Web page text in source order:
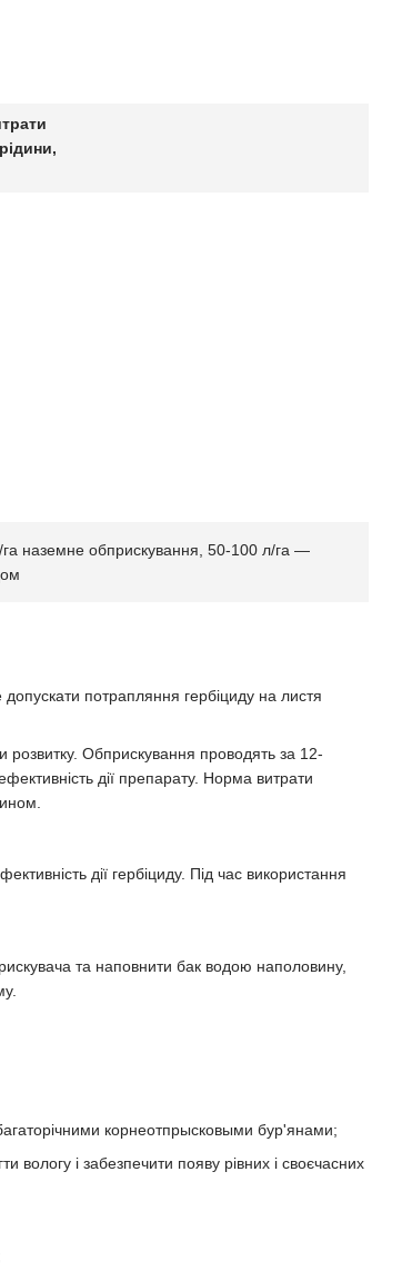
наземне обприскування, 50-100 л/га —
допускати потрапляння гербіциду на листя
розвитку. Обприскування проводять за 12-
дії препарату. Норма витрати
дії гербіциду. Під час використання
та наповнити бак водою наполовину,
корнеотпрысковыми бур'янами;
вологу і забезпечити появу рівних і своєчасних